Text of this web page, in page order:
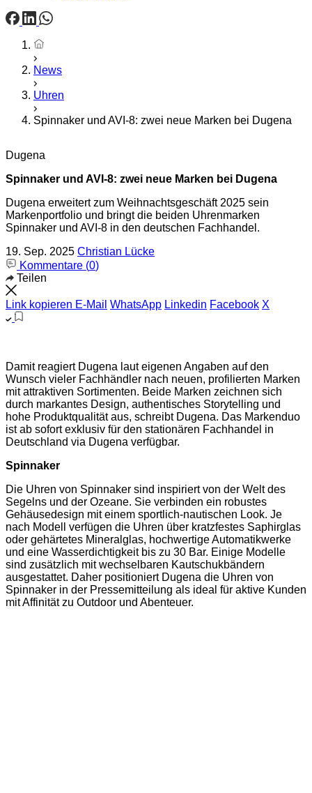
Startseite
News
Uhren
Spinnaker und AVI-8: zwei neue Marken bei Dugena
Dugena
Spinnaker und AVI-8: zwei neue Marken bei Dugena
Dugena erweitert zum Weihnachtsgeschäft 2025 sein
Markenportfolio und bringt die beiden Uhrenmarken
Spinnaker und AVI-8 in den deutschen Fachhandel.
19. Sep. 2025 Christian Lücke
Kommentare (0)
Teilen
Link kopieren E-Mail WhatsApp Linkedin Facebook X
Damit reagiert Dugena laut eigenen Angaben auf den
Wunsch vieler Fachhändler nach neuen, profilierten Marken
mit attraktiven Sortimenten. Beide Marken zeichnen sich
durch markantes Design, authentisches Storytelling und
hohe Produktqualität aus, schreibt Dugena. Das Markenduo
ist ab sofort exklusiv für den stationären Fachhandel in
Deutschland via Dugena verfügbar.
Spinnaker
Die Uhren von Spinnaker sind inspiriert von der Welt des
Segelns und der Ozeane. Sie verbinden ein robustes
Gehäusedesign mit einem sportlich-nautischen Look. Je
nach Modell verfügen die Uhren über kratzfestes Saphirglas
oder gehärtetes Mineralglas, hochwertige Automatikwerke
und eine Wasserdichtigkeit bis zu 30 Bar. Einige Modelle
sind zusätzlich mit wechselbaren Kautschukbändern
ausgestattet. Daher positioniert Dugena die Uhren von
Spinnaker in der Pressemitteilung als ideal für aktive Kunden
mit Affinität zu Outdoor und Abenteuer.